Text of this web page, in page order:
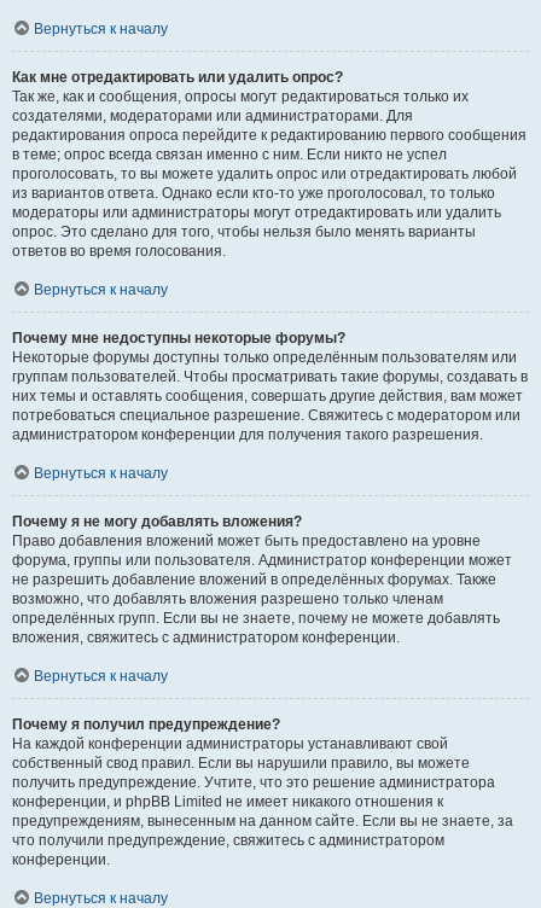
Вернуться к началу
Как мне отредактировать или удалить опрос?
Так же, как и сообщения, опросы могут редактироваться только их
создателями, модераторами или администраторами. Для
редактирования опроса перейдите к редактированию первого сообщения
в теме; опрос всегда связан именно с ним. Если никто не успел
проголосовать, то вы можете удалить опрос или отредактировать любой
из вариантов ответа. Однако если кто-то уже проголосовал, то только
модераторы или администраторы могут отредактировать или удалить
опрос. Это сделано для того, чтобы нельзя было менять варианты
ответов во время голосования.
Вернуться к началу
Почему мне недоступны некоторые форумы?
Некоторые форумы доступны только определённым пользователям или
группам пользователей. Чтобы просматривать такие форумы, создавать в
них темы и оставлять сообщения, совершать другие действия, вам может
потребоваться специальное разрешение. Свяжитесь с модератором или
администратором конференции для получения такого разрешения.
Вернуться к началу
Почему я не могу добавлять вложения?
Право добавления вложений может быть предоставлено на уровне
форума, группы или пользователя. Администратор конференции может
не разрешить добавление вложений в определённых форумах. Также
возможно, что добавлять вложения разрешено только членам
определённых групп. Если вы не знаете, почему не можете добавлять
вложения, свяжитесь с администратором конференции.
Вернуться к началу
Почему я получил предупреждение?
На каждой конференции администраторы устанавливают свой
собственный свод правил. Если вы нарушили правило, вы можете
получить предупреждение. Учтите, что это решение администратора
конференции, и phpBB Limited не имеет никакого отношения к
предупреждениям, вынесенным на данном сайте. Если вы не знаете, за
что получили предупреждение, свяжитесь с администратором
конференции.
Вернуться к началу